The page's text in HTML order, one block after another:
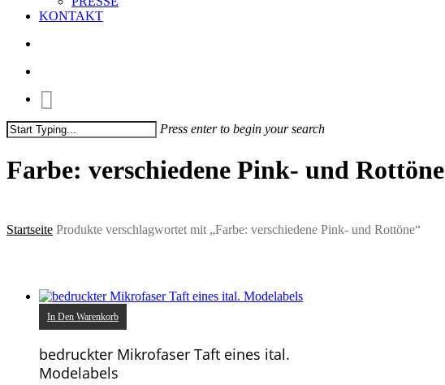
KONTAKT
Press enter to begin your search
Search
Farbe: verschiedene Pink- und Rottöne
Startseite Produkte verschlagwortet mit „Farbe: verschiedene Pink- und Rottöne“
In Den Warenkorb
bedruckter Mikrofaser Taft eines ital.
Modelabels